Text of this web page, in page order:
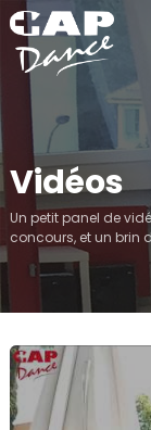
Vidéos
Un petit panel de
concours, et un brin